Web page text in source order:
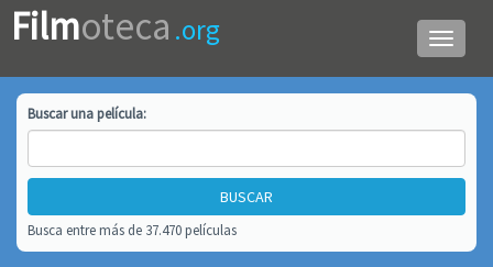
Menú
de
Filmoteca .org
Buscar unapelícula:
Busca entre más de 37.470 películas